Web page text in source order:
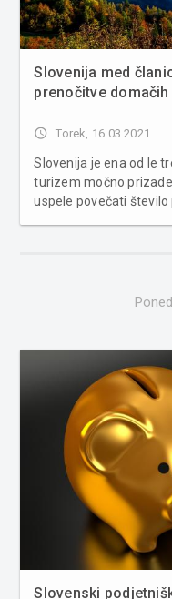
Slovenija med
prenočitve
access_time Torek, 16.03.2021
Slovenija je ena od le
turizem močno
uspele povečati
Slovenski